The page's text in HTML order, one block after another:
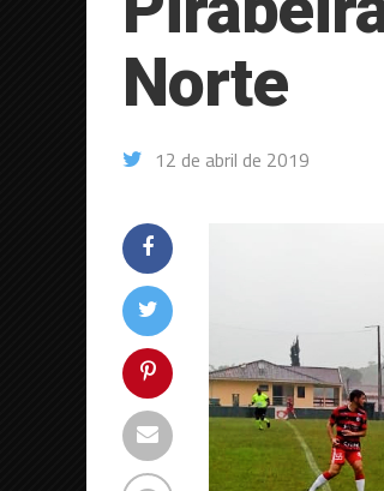
Norte
12 de abril de 2019